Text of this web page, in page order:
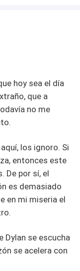
hoy sea el día
que a
no me
los ignoro. Si
entonces este
De por sí, el
es demasiado
en mi miseria el
Dylan se escucha
se acelera con